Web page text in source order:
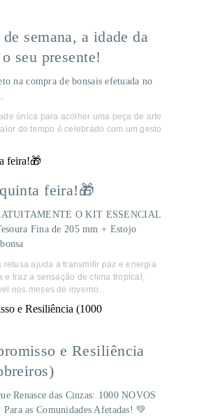
semana, a idade da
seu presente!
na compra de bonsais efetuada no
única para acolher uma peça de arte
do tempo é celebrado com um gesto
feira!🎁
O KIT ESSENCIAL
Fina de 205 mm + Estojo
retusa ajuda a transmitir paz e energia
e traz a sensação de clima tropical,
nos meses de inverno.
e Resiliência
Renasce das Cinzas: 1000 NOVOS
as Comunidades Afetadas! 💚